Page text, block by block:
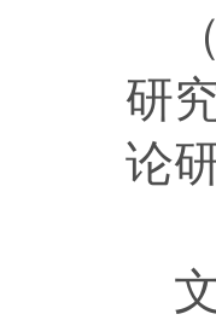
（
研
论
文